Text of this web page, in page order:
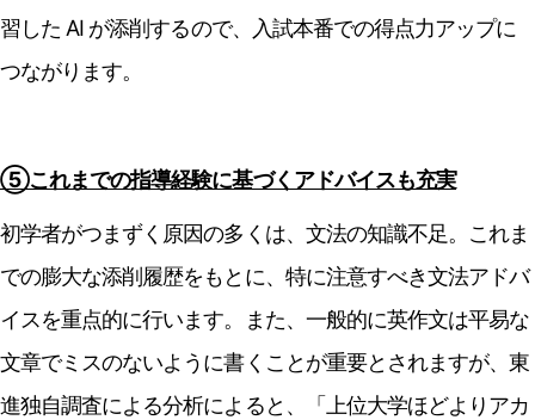
習した AI が添削するので、入試本番での得点力アップに
つながります。
⑤これまでの指導経験に基づくアドバイスも充実
初学者がつまずく原因の多くは、文法の知識不足。これま
での膨大な添削履歴をもとに、特に注意すべき文法アドバ
イスを重点的に行います。また、一般的に英作文は平易な
文章でミスのないように書くことが重要とされますが、東
進独自調査による分析によると、「上位大学ほどよりアカ